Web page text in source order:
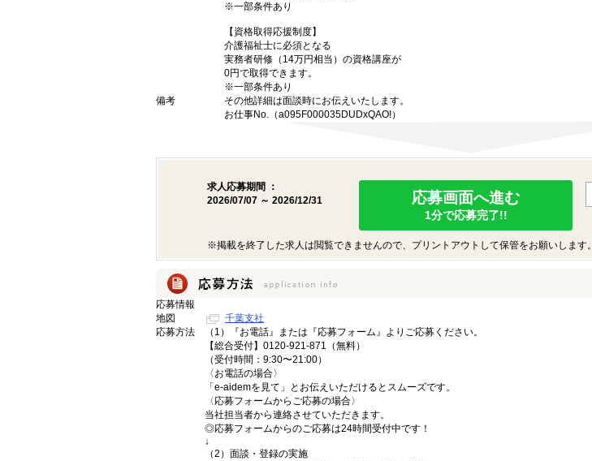
※一部条件あり
【資格取得応援制度】
介護福祉士に必須となる
実務者研修（14万円相当）の資格講座が
0円で取得できます。
※一部条件あり
備考
その他詳細は面談時にお伝えいたします。
お仕事No.（a095F000035DUDxQAO!）
求人応募期間 ：
2026/07/07 ～ 2026/12/31
応募画面へ進む
1分で応募完了!!
※掲載を終了した求人は閲覧できませんので、プリントアウトして保管をお願いします。
応募情報
地図
千葉支社
応募方法
（1）『お電話』または『応募フォーム』よりご応募ください。
【総合受付】0120-921-871（無料）
（受付時間：9:30〜21:00）
〈お電話の場合〉
「e-aidemを見て」とお伝えいただけるとスムーズです。
〈応募フォームからご応募の場合〉
当社担当者から連絡させていただきます。
◎応募フォームからのご応募は24時間受付中です！
↓
（2）面談・登録の実施